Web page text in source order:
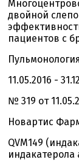
двойной
пациентов с
Пульмонология
11.05.2016 -
№ 319 от
Новартис
QVM149